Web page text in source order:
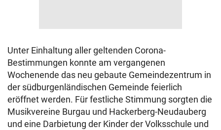
Unter Einhaltung aller geltenden Corona-
Bestimmungen konnte am vergangenen
Wochenende das neu gebaute Gemeindezentrum in
der südburgenländischen Gemeinde feierlich
eröffnet werden. Für festliche Stimmung sorgten die
Musikvereine Burgau und Hackerberg-Neudauberg
und eine Darbietung der Kinder der Volksschule und